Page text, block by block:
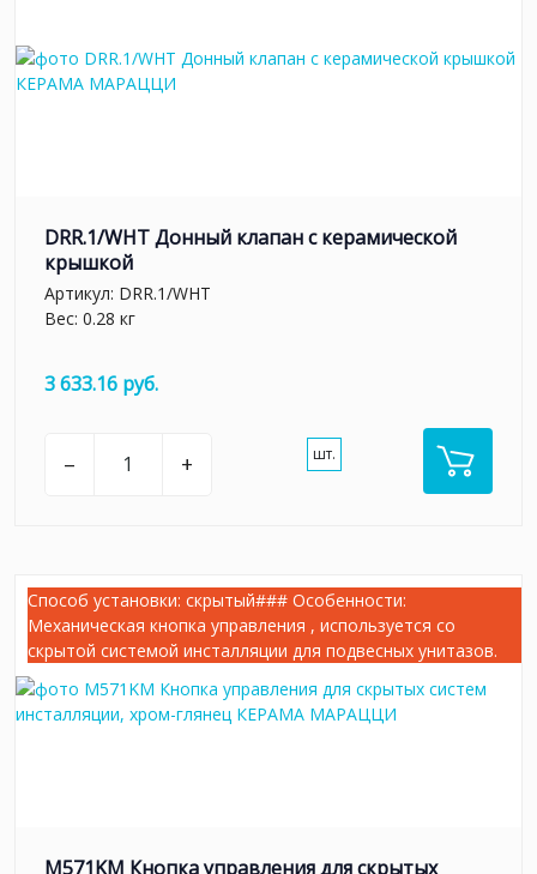
DRR.1/WHT Донный клапан с керамической
крышкой
Артикул: DRR.1/WHT
Вес: 0.28 кг
3 633.16 руб.
– + шт.
Способ установки: скрытый### Особенности:
Механическая кнопка управления , используется со
скрытой системой инсталляции для подвесных унитазов.
M571KM Кнопка управления для скрытых